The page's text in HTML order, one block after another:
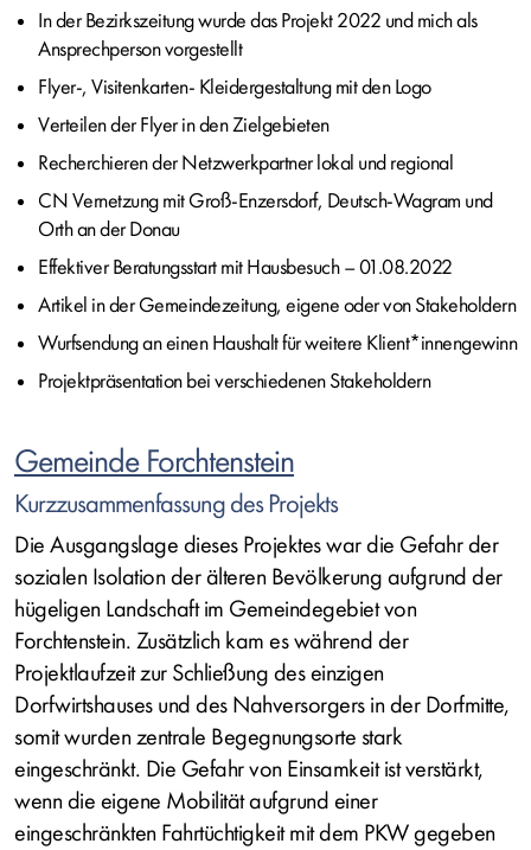
In der Bezirkszeitung wurde das Projekt 2022 und mich als
Ansprechperson vorgestellt
Flyer-, Visitenkarten- Kleidergestaltung mit den Logo
Verteilen der Flyer in den Zielgebieten
Recherchieren der Netzwerkpartner lokal und regional
CN Vernetzung mit Groß-Enzersdorf, Deutsch-Wagram und
Orth an der Donau
Effektiver Beratungsstart mit Hausbesuch – 01.08.2022
Artikel in der Gemeindezeitung, eigene oder von Stakeholdern
Wurfsendung an einen Haushalt für weitere Klient*innengewinn
Projektpräsentation bei verschiedenen Stakeholdern
Gemeinde Forchtenstein
Kurzzusammenfassung des Projekts
Die Ausgangslage dieses Projektes war die Gefahr der
sozialen Isolation der älteren Bevölkerung aufgrund der
hügeligen Landschaft im Gemeindegebiet von
Forchtenstein. Zusätzlich kam es während der
Projektlaufzeit zur Schließung des einzigen
Dorfwirtshauses und des Nahversorgers in der Dorfmitte,
somit wurden zentrale Begegnungsorte stark
eingeschränkt. Die Gefahr von Einsamkeit ist verstärkt,
wenn die eigene Mobilität aufgrund einer
eingeschränkten Fahrtüchtigkeit mit dem PKW gegeben